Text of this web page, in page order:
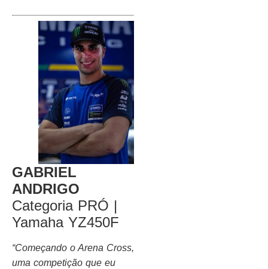
GABRIEL
ANDRIGO
Categoria PRÓ |
Yamaha YZ450F
“Começando o Arena Cross,
uma competição que eu